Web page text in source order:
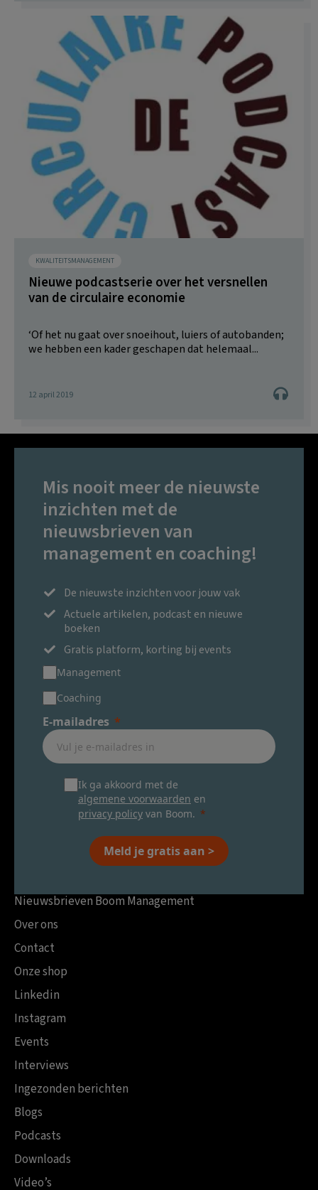
KWALITEITSMANAGEMENT
Nieuwe podcastserie over het versnellen
van de circulaire economie
‘Of het nu gaat over snoeihout, luiers of autobanden;
we hebben een kader geschapen dat helemaal...
12 april 2019
Mis nooit meer de nieuwste
inzichten met de
nieuwsbrieven van
management en coaching!
De nieuwste inzichten voor jouw vak
Actuele artikelen, podcast en nieuwe
boeken
Gratis platform, korting bij events
Management
Coaching
E-mailadres
Ik ga akkoord met de
algemene voorwaarden en
privacy policy van Boom.
Meld je gratis aan >
Nieuwsbrieven Boom Management
Over ons
Contact
Onze shop
Linkedin
Instagram
Events
Interviews
Ingezonden berichten
Blogs
Podcasts
Downloads
Video’s